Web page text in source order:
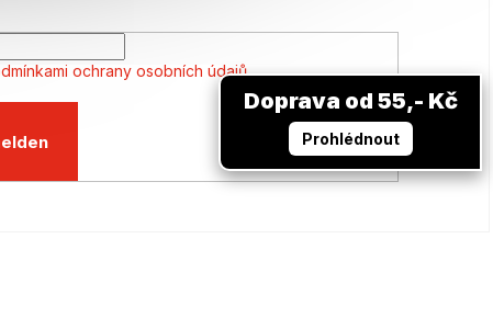
ochrany osobních údajů
Doprava od 55,- Kč
Prohlédnout